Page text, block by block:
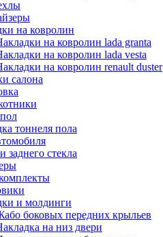
на ковролин
на ковролин lada granta
на ковролин lada vesta
на ковролин renault duster
салона
тоннеля пола
заднего стекла
и молдинги
боковых передних крыльев
на низ двери